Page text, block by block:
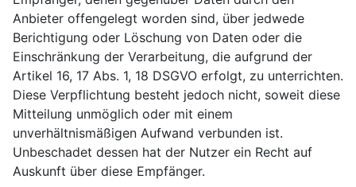
Anbieter offengelegt worden sind, über jedwede
Berichtigung oder Löschung von Daten oder die
Einschränkung der Verarbeitung, die aufgrund der
Artikel 16, 17 Abs. 1, 18 DSGVO erfolgt, zu unterrichten.
Diese Verpflichtung besteht jedoch nicht, soweit diese
Mitteilung unmöglich oder mit einem
unverhältnismäßigen Aufwand verbunden ist.
Unbeschadet dessen hat der Nutzer ein Recht auf
Auskunft über diese Empfänger.